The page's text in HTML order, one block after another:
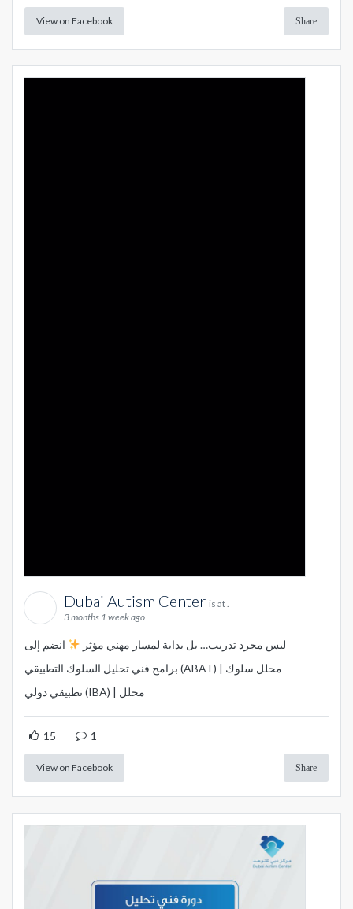
View on Facebook Share
Dubai Autism Center is at .
3 months 1 week ago
ليس مجرد تدريب… بل بداية لمسار مهني مؤثر
انضم إلى
برامج فني تحليل السلوك التطبيقي (ABAT) | محلل سلوك
تطبيقي دولي (IBA) | محلل
15 1
View on Facebook Share